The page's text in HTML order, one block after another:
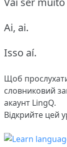
Ai, ai.
Isso aí.
Щоб
словниковий
акаунт LingQ.
Відкрийте цей